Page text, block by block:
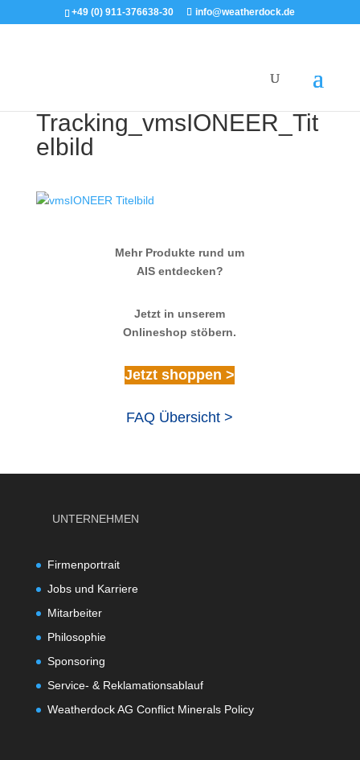
+49 (0) 911-376638-30 info@weatherdock.de
Tracking_vmsIONEER_Tit
elbild
Mehr Produkte rund um
AIS entdecken?
Jetzt in unserem
Onlineshop stöbern.
Jetzt shoppen >
FAQ Übersicht >
UNTERNEHMEN
Firmenportrait
Jobs und Karriere
Mitarbeiter
Philosophie
Sponsoring
Service- & Reklamationsablauf
Weatherdock AG Conflict Minerals Policy